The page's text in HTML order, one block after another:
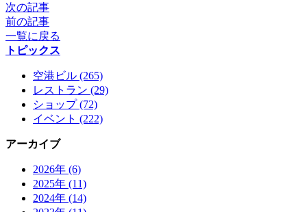
次の記事
前の記事
一覧に戻る
トピックス
空港ビル (265)
レストラン (29)
ショップ (72)
イベント (222)
アーカイブ
2026年 (6)
2025年 (11)
2024年 (14)